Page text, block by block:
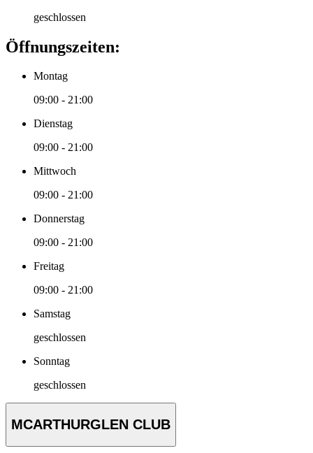
geschlossen
Öffnungszeiten:
Montag
09:00 - 21:00
Dienstag
09:00 - 21:00
Mittwoch
09:00 - 21:00
Donnerstag
09:00 - 21:00
Freitag
09:00 - 21:00
Samstag
geschlossen
Sonntag
geschlossen
MCARTHURGLEN CLUB